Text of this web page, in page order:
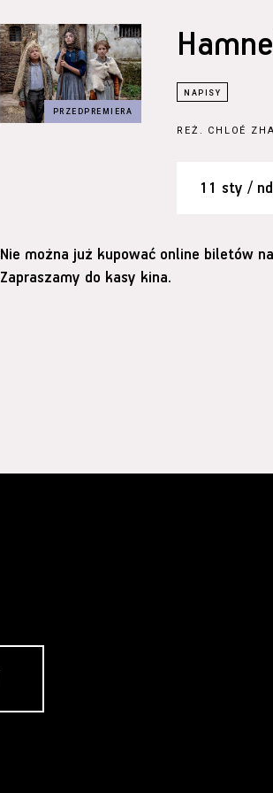
REŻ. CHLOÉ
11 sty / nd
Nie można już kupować online biletów
Zapraszamy do kasy kina.